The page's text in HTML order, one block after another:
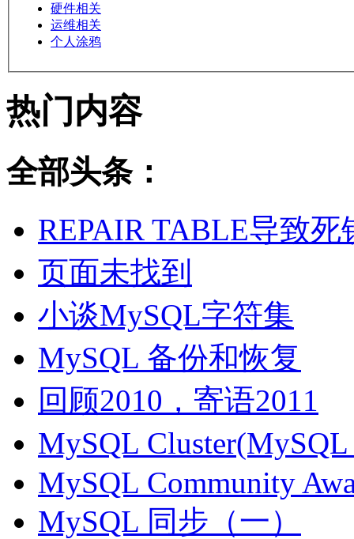
硬件相关
运维相关
个人涂鸦
热门内容
全部头条：
REPAIR TABLE导致死
页面未找到
小谈MySQL字符集
MySQL 备份和恢复
回顾2010，寄语2011
MySQL
MySQL Community
MySQL 同步（一）